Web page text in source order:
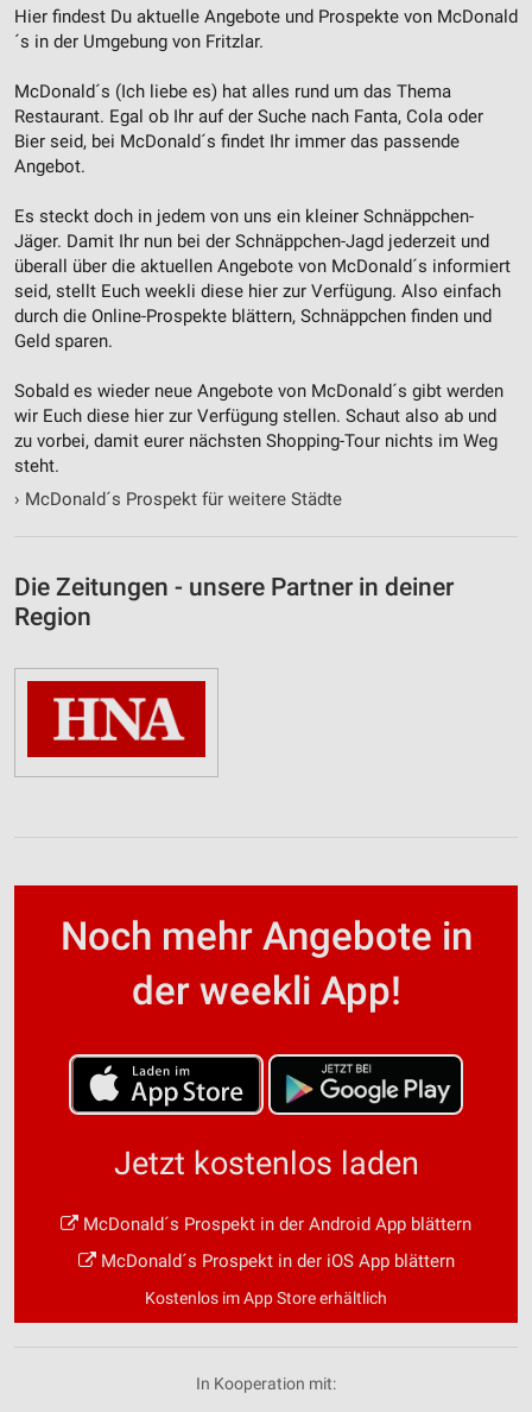
Hier findest Du aktuelle Angebote und Prospekte von McDonald
´s in der Umgebung von Fritzlar.
McDonald´s (Ich liebe es) hat alles rund um das Thema
Restaurant. Egal ob Ihr auf der Suche nach Fanta, Cola oder
Bier seid, bei McDonald´s findet Ihr immer das passende
Angebot.
Es steckt doch in jedem von uns ein kleiner Schnäppchen-
Jäger. Damit Ihr nun bei der Schnäppchen-Jagd jederzeit und
überall über die aktuellen Angebote von McDonald´s informiert
seid, stellt Euch weekli diese hier zur Verfügung. Also einfach
durch die Online-Prospekte blättern, Schnäppchen finden und
Geld sparen.
Sobald es wieder neue Angebote von McDonald´s gibt werden
wir Euch diese hier zur Verfügung stellen. Schaut also ab und
zu vorbei, damit eurer nächsten Shopping-Tour nichts im Weg
steht.
› McDonald´s Prospekt für weitere Städte
Die Zeitungen - unsere Partner in deiner
Region
Noch mehr Angebote in
der weekli App!
Jetzt kostenlos laden
McDonald´s Prospekt in der Android App blättern
McDonald´s Prospekt in der iOS App blättern
Kostenlos im App Store erhältlich
In Kooperation mit: